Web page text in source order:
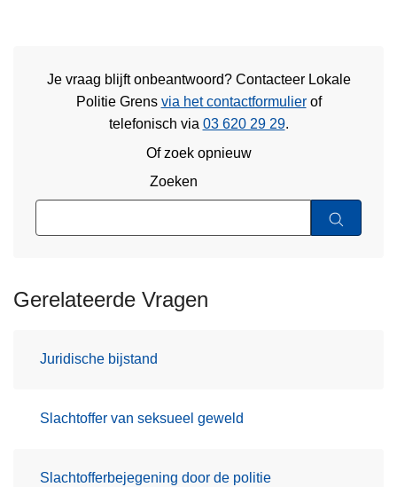
Je vraag blijft onbeantwoord? Contacteer Lokale
Politie Grens via het contactformulierof
telefonisch via 03 620 29 29.
Of zoek opnieuw
Zoeken
Gerelateerde Vragen
Juridische bijstand
Slachtoffer van seksueel geweld
Slachtofferbejegening door de politie